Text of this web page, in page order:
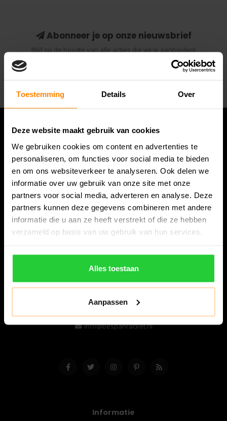
Toestemming Details Over
Deze website maakt gebruik van cookies
We gebruiken cookies om content en advertenties te
personaliseren, om functies voor social media te bieden
en om ons websiteverkeer te analyseren. Ook delen we
informatie over uw gebruik van onze site met onze
partners voor social media, adverteren en analyse. Deze
partners kunnen deze gegevens combineren met andere
informatie die u aan ze heeft verstrekt of die ze hebben
verzameld op basis van uw gebruik van hun services.
Alles toestaan
Aanpassen
Abonneer je op onze nieuwsbrief
Blijf op de hoogte van alle acties die wij je aanbieden!
Abonneer
Bespanracket.nl is dé racketspecialist van Lelystad en
omstreken.
Snijdersstraat 6
8224 AA Lelystad
Nederland
06-57276080
info@bespanracket.nl
Informatie